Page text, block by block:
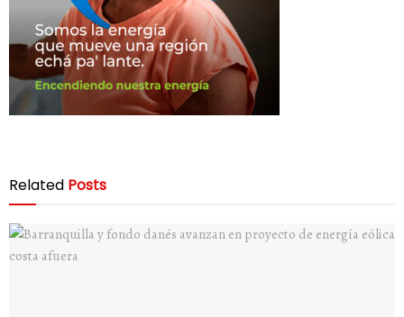
Related Posts